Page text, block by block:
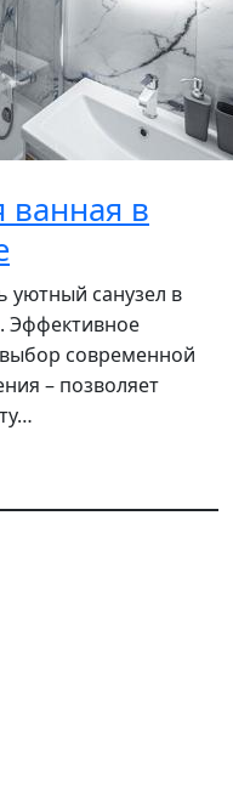
ванная в
уютный санузел в
Эффективное
современной
– позволяет